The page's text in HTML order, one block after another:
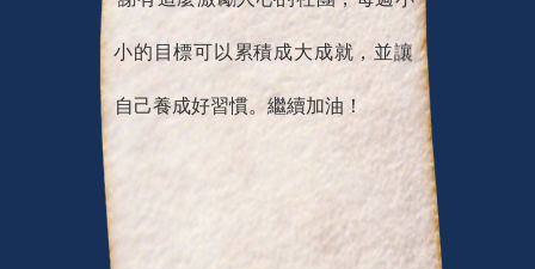
小的目標可以累積成大成就，並讓
自己養成好習慣。繼續加油！